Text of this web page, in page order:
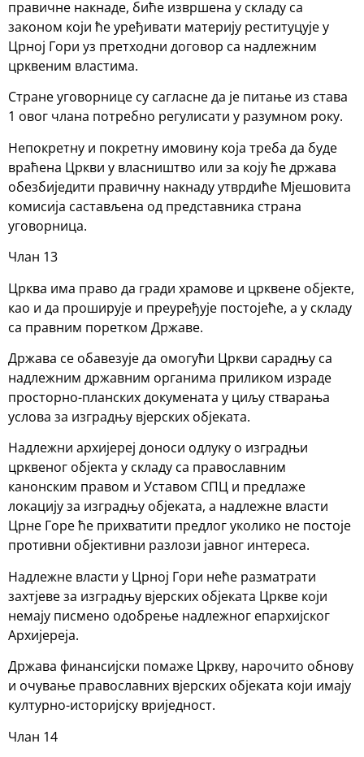
правичне накнаде, биће извршена у складу са
законом који ће уређивати материју реституцује у
Црној Гори уз претходни договор са надлежним
црквеним властима.
Стране уговорнице су сагласне да је питање из става
1 овог члана потребно регулисати у разумном року.
Непокретну и покретну имовину која треба да буде
враћена Цркви у власништво или за коју ће држава
обезбиједити правичну накнаду утврдиће Мјешовита
комисија састављена од представника страна
уговорница.
Члан 13
Црква има право да гради храмове и црквене објекте,
као и да проширује и преуређује постојеће, а у складу
са правним поретком Државе.
Држава се обавезује да омогући Цркви сарадњу са
надлежним државним органима приликом израде
просторно-планских докумената у циљу стварања
услова за изградњу вјерских објеката.
Надлежни архијереј доноси одлуку о изградњи
црквеног објекта у складу са православним
канонским правом и Уставом СПЦ и предлаже
локацију за изградњу објеката, а надлежне власти
Црне Горе ће прихватити предлог уколико не постоје
противни објективни разлози јавног интереса.
Надлежне власти у Црној Гори неће разматрати
захтјеве за изградњу вјерских објеката Цркве који
немају писмено одобрење надлежног епархијског
Архијереја.
Држава финансијски помаже Цркву, нарочито обнову
и очување православних вјерских објеката који имају
културно-историјску вриједност.
Члан 14